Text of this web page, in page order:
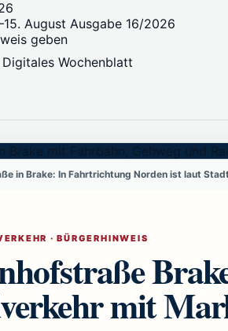
August Ausgabe 16/2026
geben
in Brake: In Fahrtrichtung Norden ist laut
· BÜRGERHINWEIS
mit